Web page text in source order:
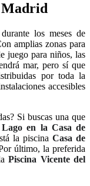
Madrid
los meses de
amplias zonas para
juego para niños, las
mar, pero sí que
por toda la
accesibles
Si buscas una que
Lago en la Casa de
la piscina Casa de
último, la preferida
Piscina Vicente del